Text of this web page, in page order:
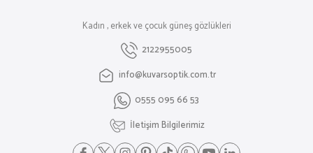
Kadın , erkek ve çocuk güneş gözlükleri
2122955005
info@kuvarsoptik.com.tr
0555 095 66 53
İletişim Bilgilerimiz